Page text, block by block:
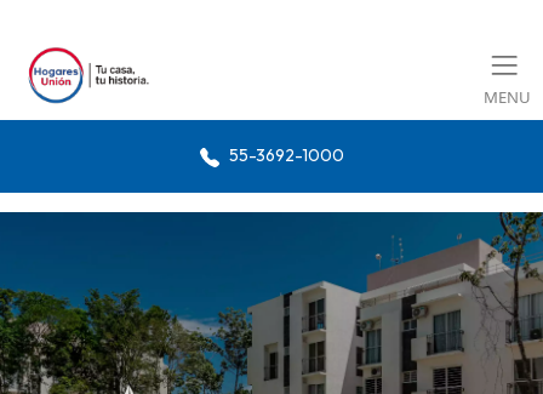
MENU
55-3692-1000